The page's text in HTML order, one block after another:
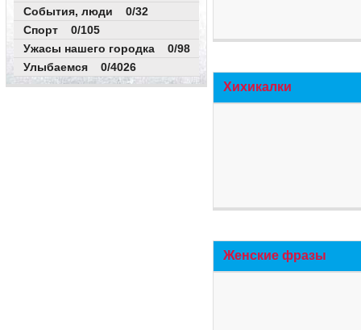
События, люди 0/32
Спорт 0/105
Ужасы нашего городка 0/98
Улыбаемся 0/4026
Хихикалки
Женские фразы